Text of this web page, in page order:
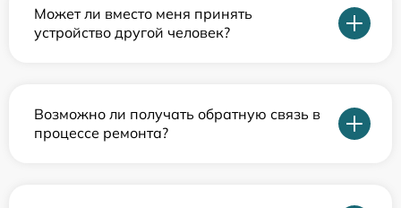
Может ли вместо меня принять
устройство другой человек?
Возможно ли получать обратную связь в
процессе ремонта?